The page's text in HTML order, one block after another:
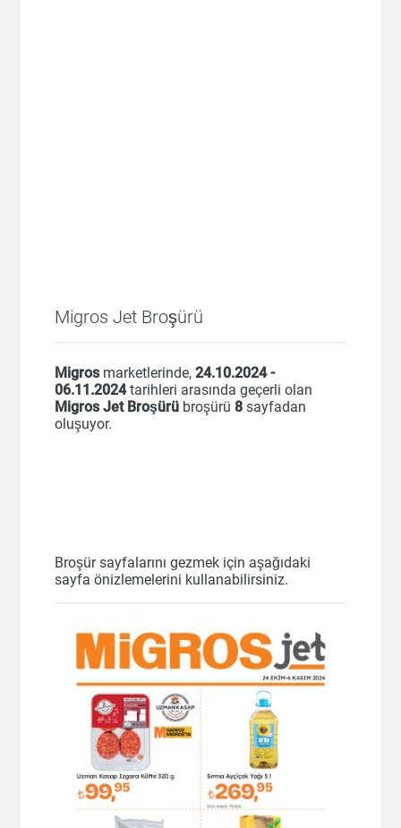
Migros Jet Broşürü
Migrosmarketlerinde,24.10.2024 -
06.11.2024tarihleri arasında geçerli olan
Migros Jet Broşürü broşürü8 sayfadan
oluşuyor.
Broşür sayfalarını gezmek için aşağıdaki
sayfa önizlemelerini kullanabilirsiniz.